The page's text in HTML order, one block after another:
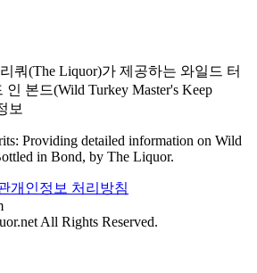
쿼(The Liquor)가 제공하는 와일드 터
인 본드(Wild Turkey Master's Keep
보
Providing detailed information on Wild
in Bond, by The Liquor.
개인정보 처리방침
All Rights Reserved.